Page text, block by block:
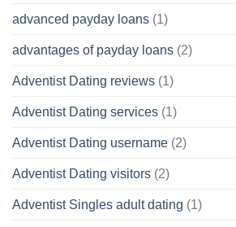
advanced payday loans (1)
advantages of payday loans (2)
Adventist Dating reviews (1)
Adventist Dating services (1)
Adventist Dating username (2)
Adventist Dating visitors (2)
Adventist Singles adult dating (1)